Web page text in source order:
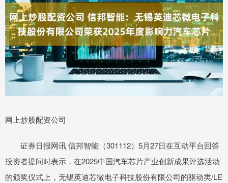
网上炒股配资公司
证券日报网讯 信邦智能（301112）5月27日在互动平台回答
投资者提问时表示，在2025中国汽车芯片产业创新成果评选活动
的颁奖仪式上，无锡英迪芯微电子科技股份有限公司的驱动类/LE